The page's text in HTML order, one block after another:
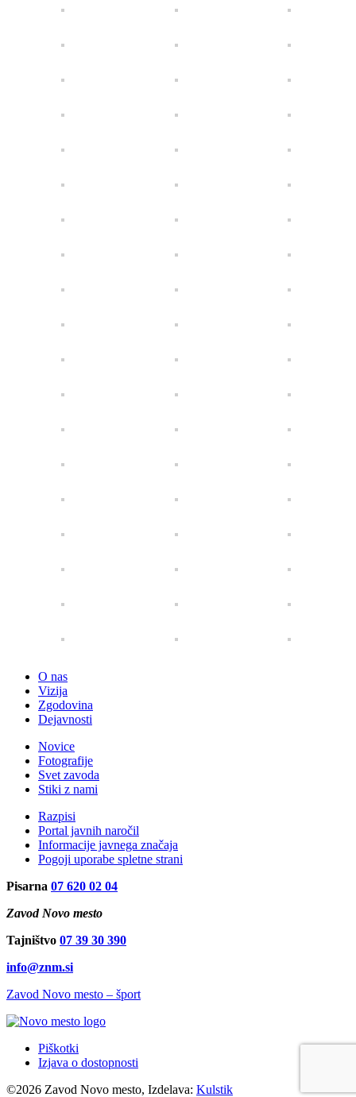
O nas
Vizija
Zgodovina
Dejavnosti
Novice
Fotografije
Svet zavoda
Stiki z nami
Razpisi
Portal javnih naročil
Informacije javnega značaja
Pogoji uporabe spletne strani
Pisarna 07 620 02 04
Zavod Novo mesto
Tajništvo 07 39 30 390
info@znm.si
Zavod Novo mesto – šport
Piškotki
Izjava o dostopnosti
©2026 Zavod Novo mesto, Izdelava: Kulstik